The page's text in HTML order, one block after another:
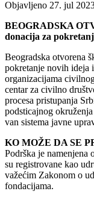
Objavljeno 27. jul
BEOGRADSKA
donacija za
Beogradska otvorena
pokretanje novih ideja
organizacijama
centar za civilno
procesa pristupanja
podsticajnog
van sistema javne
KO MOŽE DA SE
Podrška je
su registrovane kao
važećim Zakonom o
fondacijama.